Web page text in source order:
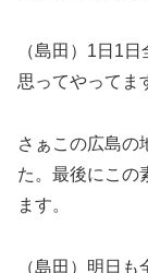
（島田）1日1
思ってやってま
さぁこの広島の
た。最後にこの
ます。
（島田）明日